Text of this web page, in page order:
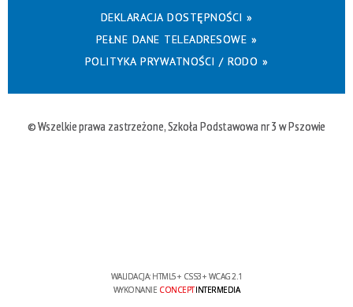
DEKLARACJA DOSTĘPNOŚCI »
PEŁNE DANE TELEADRESOWE »
POLITYKA PRYWATNOŚCI / RODO »
© Wszelkie prawa zastrzeżone, Szkoła Podstawowa nr 3 w Pszowie
WALIDACJA: HTML5+ CSS3+ WCAG 2.1
WYKONANIE CONCEPTINTERMEDIA